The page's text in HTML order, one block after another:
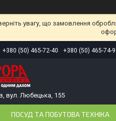
увагу, що замовлення
+380 (50) 465-72-40 +380 (50) 465-74-
вул. Любецька, 155
ПОСУД ТА ПОБУТОВА ТЕХНІКА